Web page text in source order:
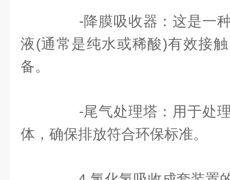
-降膜吸收器：这是一种
液(通常是纯水或稀酸)有效接
备。
-尾气处理塔：用于处理
体，确保排放符合环保标准。